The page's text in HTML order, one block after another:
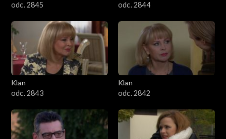
odc. 2845
odc. 2844
Klan
odc. 2843
Klan
odc. 2842